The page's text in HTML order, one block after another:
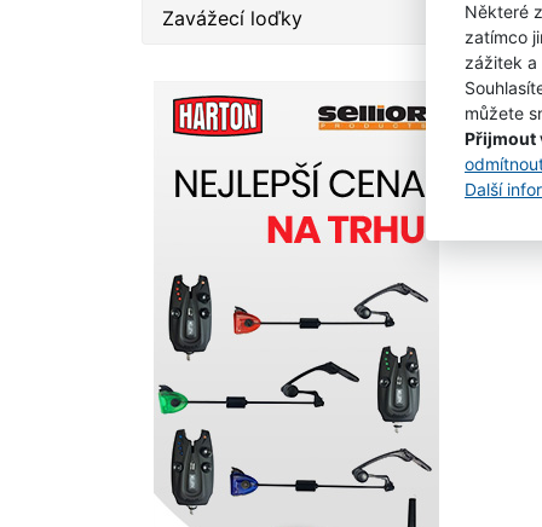
Některé
zatímco
zážitek a
můžete
Přijmout
Další
Zavážecí loďky